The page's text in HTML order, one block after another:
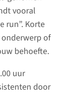
vooral
run”. Korte
of
behoefte.
uur
door